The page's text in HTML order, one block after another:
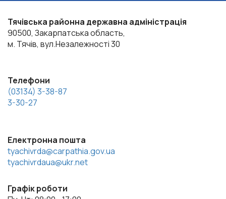
Тячівська районна державна адміністрація
90500, Закарпатська область,
м. Тячів, вул.Незалежності 30
Телефони
(03134) 3-38-87
3-30-27
Електронна пошта
tyachivrda@carpathia.gov.ua
tyachivrdaua@ukr.net
Графік роботи